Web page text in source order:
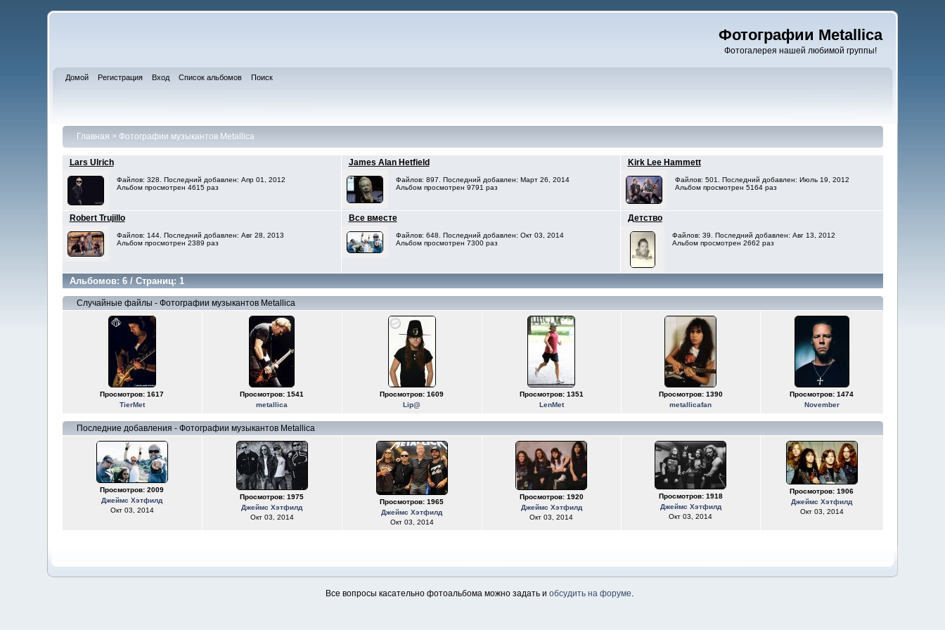
Фотографии Metallica
Фотогалерея нашей любимой группы!
Домой Регистрация Вход Список альбомов Поиск
Главная > Фотографии музыкантов Metallica
Lars Ulrich
Файлов: 328. Последний добавлен: Апр 01, 2012
Альбом просмотрен 4615 раз
James Alan Hetfield
Файлов: 897. Последний добавлен: Март 26, 2014
Альбом просмотрен 9791 раз
Kirk Lee Hammett
Файлов: 501. Последний добавлен: Июль 19, 2012
Альбом просмотрен 5164 раз
Robert Trujillo
Файлов: 144. Последний добавлен: Авг 28, 2013
Альбом просмотрен 2389 раз
Все вместе
Файлов: 648. Последний добавлен: Окт 03, 2014
Альбом просмотрен 7300 раз
Детство
Файлов: 39. Последний добавлен: Авг 13, 2012
Альбом просмотрен 2662 раз
Альбомов: 6 / Страниц: 1
Случайные файлы - Фотографии музыкантов Metallica
Просмотров: 1617
TierMet
Просмотров: 1541
metallica
Просмотров: 1609
Lip@
Просмотров: 1351
LenMet
Просмотров: 1390
metallicafan
Просмотров: 1474
November
Последние добавления - Фотографии музыкантов Metallica
Просмотров: 2009
Джеймс Хэтфилд
Окт 03, 2014
Просмотров: 1975
Джеймс Хэтфилд
Окт 03, 2014
Просмотров: 1965
Джеймс Хэтфилд
Окт 03, 2014
Просмотров: 1920
Джеймс Хэтфилд
Окт 03, 2014
Просмотров: 1918
Джеймс Хэтфилд
Окт 03, 2014
Просмотров: 1906
Джеймс Хэтфилд
Окт 03, 2014
Все вопросы касательно фотоальбома можно задать и обсудить на форуме.